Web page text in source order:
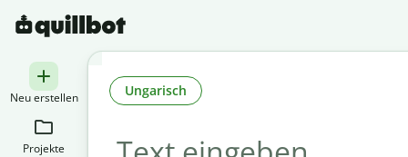
Neu erstellen
Projekte
Ungarisch